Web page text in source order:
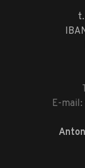
E-mail: